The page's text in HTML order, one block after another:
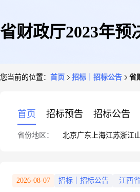
省财政厅2023年预
您当前的位置： 首页 招标｜招标公告 省
首页 招标预告 招标公告
省份地区： 北京广东 上海江苏浙江
2026-08-07 招标｜招标公告 江西省